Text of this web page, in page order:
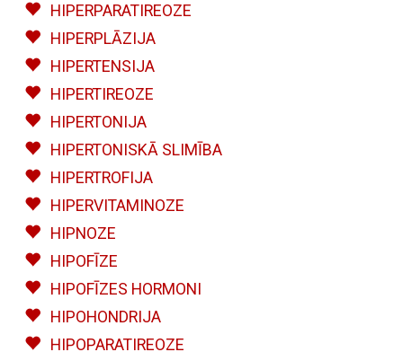
HIPERPARATIREOZE
HIPERPLĀZIJA
HIPERTENSIJA
HIPERTIREOZE
HIPERTONIJA
HIPERTONISKĀ SLIMĪBA
HIPERTROFIJA
HIPERVITAMINOZE
HIPNOZE
HIPOFĪZE
HIPOFĪZES HORMONI
HIPOHONDRIJA
HIPOPARATIREOZE